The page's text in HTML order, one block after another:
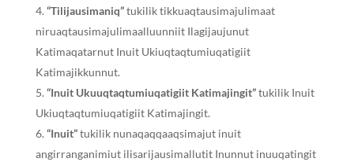
“Tilijausimaniq”tukilik tikkuaqtausimajulimaat
niruaqtausimajulimaalluunniit Ilagijaujunut
Katimaqatarnut Inuit Ukiuqtaqtumiuqatigiit
Katimajikkunnut.
“Inuit Ukuuqtaqtumiuqatigiit Katimajingit”tukilik Inuit
Ukiuqtaqtumiuqatigiit Katimajingit.
“Inuit”tukilik nunaqaqqaaqsimajut inuit
angirranganimiut ilisarijausimallutit Inunnut inuuqatingit